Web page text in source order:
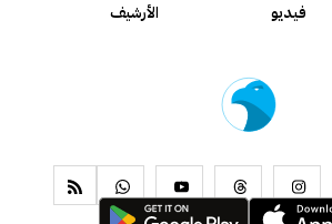
فيديو الأرشيف